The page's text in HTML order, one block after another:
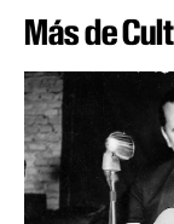
Más de